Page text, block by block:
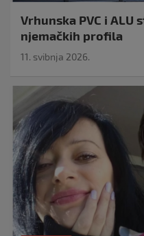
Vrhunska PVC i
njemačkih profila
11. svibnja 2026.